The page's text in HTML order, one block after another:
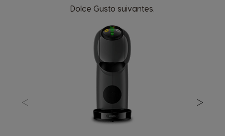
Dolce Gusto suivantes.
< >